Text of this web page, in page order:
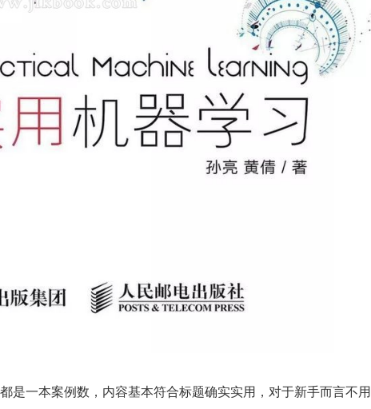
是一本案例数，内容基本符合标题确实实用，对于新手而言不用